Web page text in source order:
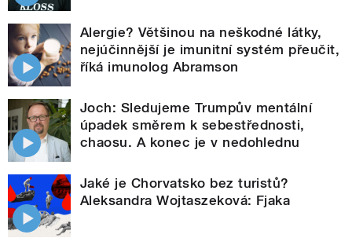
Alergie? Většinou na neškodné látky,
nejúčinnější je imunitní systém přeučit,
říká imunolog Abramson
Joch: Sledujeme Trumpův mentální
úpadek směrem k sebestřednosti,
chaosu. A konec je v nedohlednu
Jaké je Chorvatsko bez turistů?
Aleksandra Wojtaszeková: Fjaka